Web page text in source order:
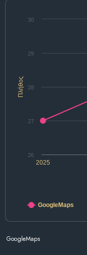
Πλήθος
2025
27
28
29
26
30
GoogleMaps
GoogleMaps